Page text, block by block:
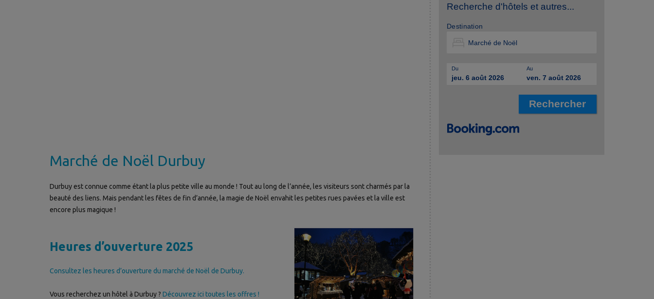
Marché de Noël Durbuy
Durbuy est connue comme étant la plus petite ville au monde ! Tout au long de l’année, les visiteurs sont charmés par la
beauté des liens. Mais pendant les fêtes de fin d’année, la magie de Noël envahit les petites rues pavées et la ville est
encore plus magique !
Heures d’ouverture 2025
Consultez les heures d’ouverture du marché de Noël de Durbuy.
Vous recherchez un hôtel à Durbuy ? Découvrez ici toutes les offres !
Recherche d'hôtels et autres...
Destination
Du
jeu. 6 août 2026
Au
ven. 7 août 2026